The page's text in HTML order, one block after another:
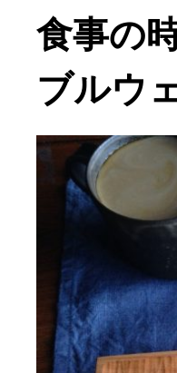
食事の
ブルウ